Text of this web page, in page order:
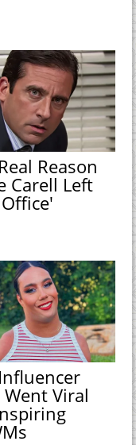
Reason
Carell Left
Viral